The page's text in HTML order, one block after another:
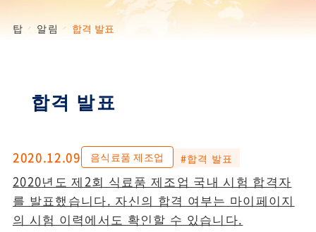
탑 알림 합격 발표
합격 발표
2020.12.09 음식료품 제조업 #합격 발표
2020년도 제2회 식료품 제조업 국내 시험 합격자
를 발표했습니다. 자신의 합격 여부는 마이페이지
의 시험 이력에서도 확인할 수 있습니다.